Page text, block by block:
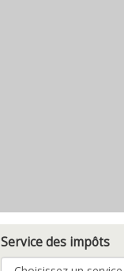
Service des impôts